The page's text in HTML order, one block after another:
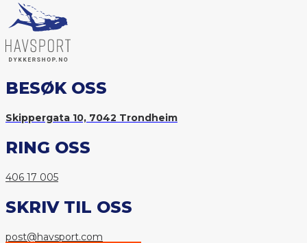
BESØK OSS
Skippergata 10, 7042 Trondheim
RING OSS
406 17 005
SKRIV TIL OSS
post@havsport.com